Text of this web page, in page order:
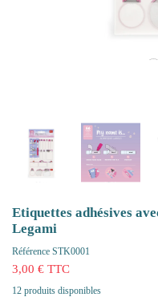
Etiquettes adhésives avec film protecteur Kitty -
Legami
Référence STK0001
3,00 € TTC
12 produits disponibles